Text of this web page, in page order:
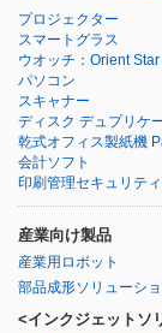
プロジェクター
スマートグラス
ウオッチ：Orient
パソコン
スキャナー
ディスク デュプリケ
乾式オフィス製紙機
会計ソフト
印刷管理セキュリテ
産業向け製品
産業用ロボット
部品成形ソリューシ
<インクジェットソ